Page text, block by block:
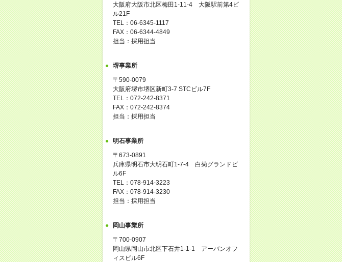
大阪府大阪市北区梅田1-11-4 大阪駅前第4ビ
ル21F
TEL：06-6345-1117
FAX：06-6344-4849
担当：採用担当
堺事業所
〒590-0079
大阪府堺市堺区新町3-7 STCビル7F
TEL：072-242-8371
FAX：072-242-8374
担当：採用担当
明石事業所
〒673-0891
兵庫県明石市大明石町1-7-4 白菊グランドビ
ル6F
TEL：078-914-3223
FAX：078-914-3230
担当：採用担当
岡山事業所
〒700-0907
岡山県岡山市北区下石井1-1-1 アーバンオフ
ィスビル6F